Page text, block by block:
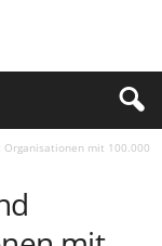
mit 100.000